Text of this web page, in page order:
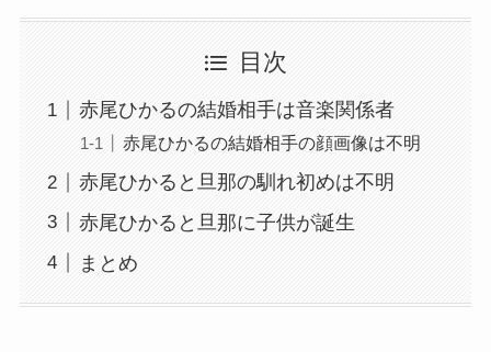
目次
赤尾ひかるの結婚相手は音楽関係者
赤尾ひかるの結婚相手の顔画像は不明
赤尾ひかると旦那の馴れ初めは不明
赤尾ひかると旦那に子供が誕生
まとめ